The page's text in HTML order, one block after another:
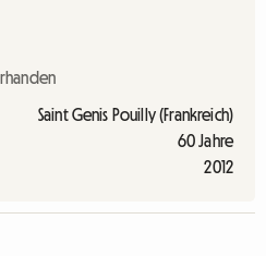
Saint Genis Pouilly (Frankreich)
60 Jahre
2012